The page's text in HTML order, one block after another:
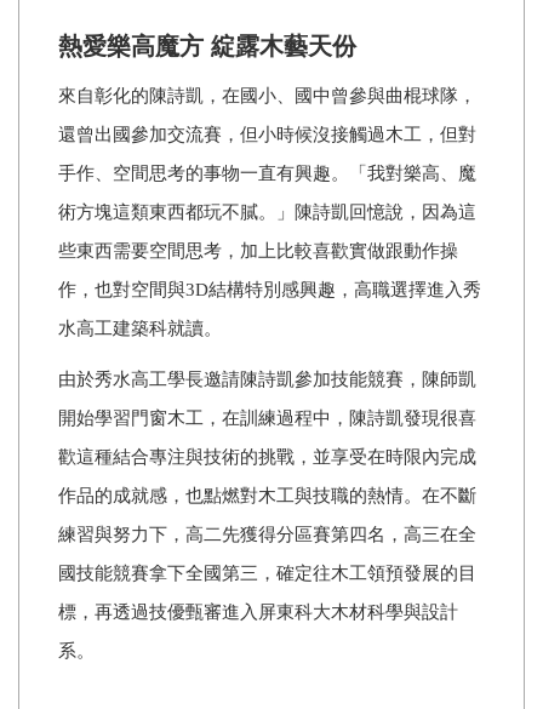
熱愛樂高魔方 綻露木藝天份
來自彰化的陳詩凱，在國小、國中曾參與曲棍球隊，
還曾出國參加交流賽，但小時候沒接觸過木工，但對
手作、空間思考的事物一直有興趣。「我對樂高、魔
術方塊這類東西都玩不膩。」陳詩凱回憶說，因為這
些東西需要空間思考，加上比較喜歡實做跟動作操
作，也對空間與3D結構特別感興趣，高職選擇進入秀
水高工建築科就讀。
由於秀水高工學長邀請陳詩凱參加技能競賽，陳師凱
開始學習門窗木工，在訓練過程中，陳詩凱發現很喜
歡這種結合專注與技術的挑戰，並享受在時限內完成
作品的成就感，也點燃對木工與技職的熱情。在不斷
練習與努力下，高二先獲得分區賽第四名，高三在全
國技能競賽拿下全國第三，確定往木工領預發展的目
標，再透過技優甄審進入屏東科大木材科學與設計
系。